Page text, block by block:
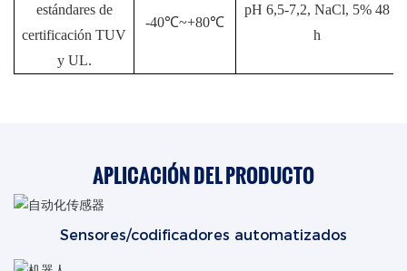
estándares de
certificación TUV
y UL.
-40℃~+80℃
pH 6,5-7,2, NaCl, 5% 48
h
APLICACIÓN DEL PRODUCTO
Sensores/codificadores automatizados